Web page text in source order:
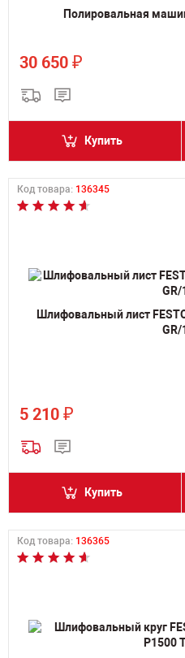
Полировальная
30 650 ₽
Купить
Код товара: 136345
Шлифовальный лист
GR/
5 210 ₽
Купить
Код товара: 136365